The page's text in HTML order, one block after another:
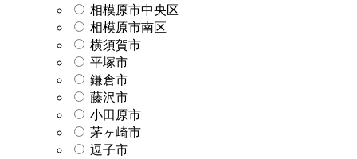
相模原市中央区
相模原市南区
横須賀市
平塚市
鎌倉市
藤沢市
小田原市
茅ヶ崎市
逗子市